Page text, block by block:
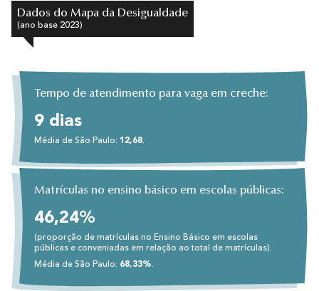
Dados do Mapa da Desigualdade
(ano base 2023)
Tempo de atendimento para vaga em creche:
9 dias
Média de São Paulo: 12,68.
Matrículas no ensino básico em escolas públicas:
46,24%
(proporção de matrículas no Ensino Básico em escolas
públicas e conveniadas em relação ao total de matrículas).
Média de São Paulo: 68,33%.